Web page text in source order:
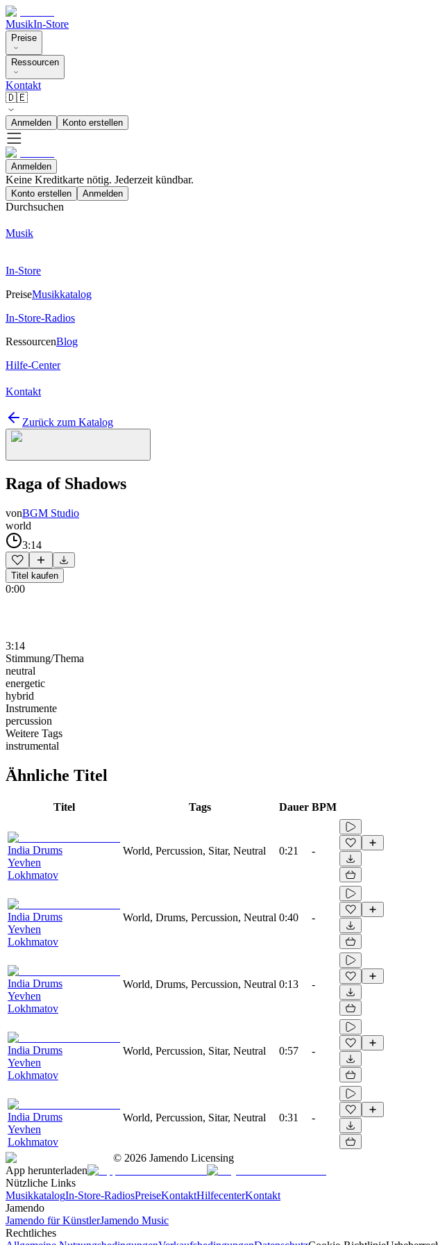
MusikIn-Store
Preise
Ressourcen
Kontakt
🇩🇪
Anmelden Konto erstellen
Anmelden
Keine Kreditkarte nötig. Jederzeit kündbar.
Konto erstellen Anmelden
Durchsuchen
Musik
In-Store
PreiseMusikkatalog
In-Store-Radios
RessourcenBlog
Hilfe-Center
Kontakt
Zurück zum Katalog
Raga of Shadows
vonBGM Studio
world
3:14
Titel kaufen
0:00
3:14
Stimmung/Thema
neutral
energetic
hybrid
Instrumente
percussion
Weitere Tags
instrumental
Ähnliche Titel
Titel Tags Dauer BPM
India Drums
Yevhen
Lokhmatov
World, Percussion, Sitar, Neutral 0:21 -
India Drums
Yevhen
Lokhmatov
World, Drums, Percussion, Neutral 0:40 -
India Drums
Yevhen
Lokhmatov
World, Drums, Percussion, Neutral 0:13 -
India Drums
Yevhen
Lokhmatov
World, Percussion, Sitar, Neutral 0:57 -
India Drums
Yevhen
Lokhmatov
World, Percussion, Sitar, Neutral 0:31 -
© 2026 Jamendo Licensing
App herunterladen
Nützliche Links
MusikkatalogIn-Store-RadiosPreiseKontaktHilfecenterKontakt
Jamendo
Jamendo für KünstlerJamendo Music
Rechtliches